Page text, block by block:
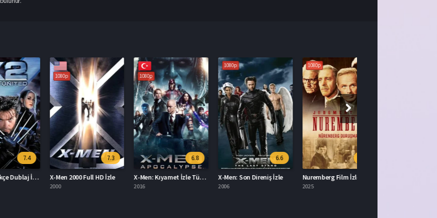
7.4
X-Men 2 Türkçe Dublaj İzle
1080p
7.3
X-Men 2000 Full HD İzle
6.8
X-Men: Kıyamet İzle Türkçe Dublaj
1080p
6.6
X-Men: Son Direniş İzle
1080p
7.4
Nuremberg Film İzle